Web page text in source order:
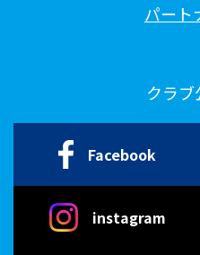
パート
クラブ
Facebook
instagram